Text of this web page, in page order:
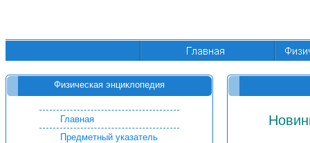
Физическая энциклопедия
Главная
Предметный указатель